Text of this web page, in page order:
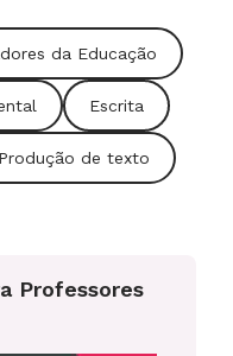
da Educação
Escrita
Produção de texto
Professores